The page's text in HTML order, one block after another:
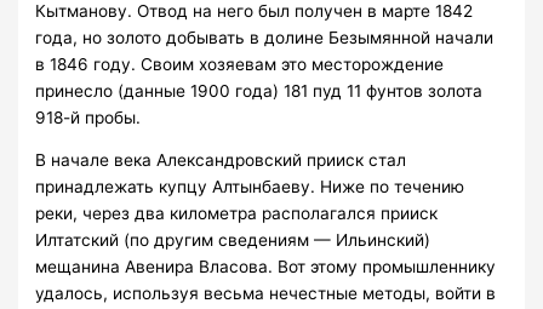
Кытманову. Отвод на него был получен в марте 1842
года, но золото добывать в долине Безымянной начали
в 1846 году. Своим хозяевам это месторождение
принесло (данные 1900 года) 181 пуд 11 фунтов золота
918-й пробы.
В начале века Александровский прииск стал
принадлежать купцу Алтынбаеву. Ниже по течению
реки, через два километра располагался прииск
Илтатский (по другим сведениям — Ильинский)
мещанина Авенира Власова. Вот этому промышленнику
удалось, используя весьма нечестные методы, войти в